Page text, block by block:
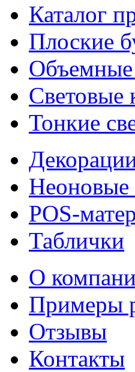
Каталог
Плоские
Световые
Тонкие
Неоновые
POS-
Таблички
О
Примеры
Отзывы
Контакты